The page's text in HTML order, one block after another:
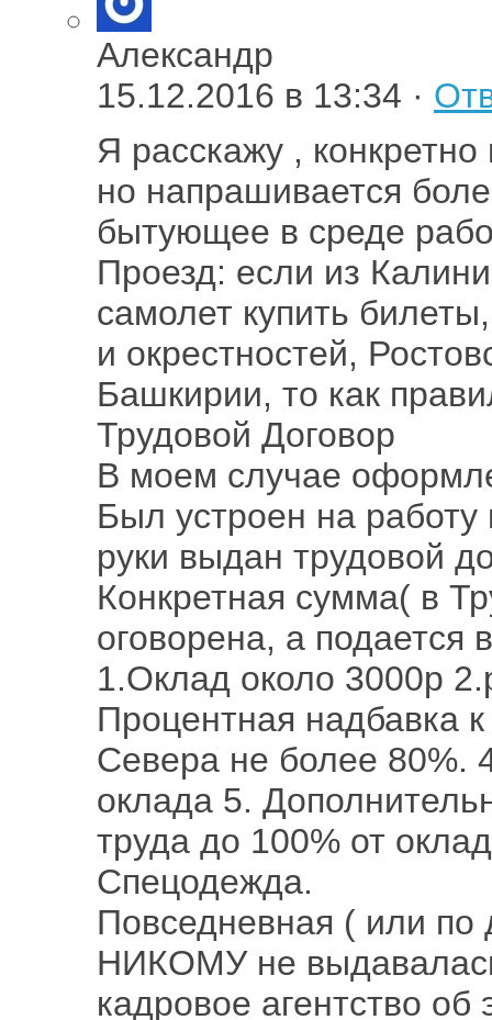
Александр
15.12.2016 в 13:34 ·
Я расскажу ,
но напрашивается
бытующее в среде
Проезд: если из
самолет купить
и окрестностей,
Башкирии, то как
Трудовой Договор
В моем случае
Был устроен на
руки выдан трудовой
Конкретная сумма( в
оговорена, а подается
1.Оклад около 3000р
Процентная надбавка
Севера не более 80%.
оклада 5.
труда до 100% от
Спецодежда.
Повседневная ( или по
НИКОМУ не
кадровое агентство